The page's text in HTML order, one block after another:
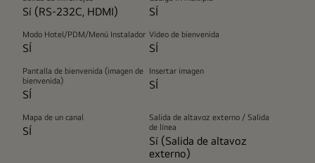
Sí (RS-232C, HDMI) SÍ
Modo Hotel/PDM/Menú Instalador
SÍ
Vídeo de bienvenida
SÍ
Pantalla de bienvenida (imagen de
bienvenida)
SÍ
Insertar imagen
SÍ
Mapa de un canal
SÍ
Salida de altavoz externo / Salida
de línea
Sí (Salida de altavoz
externo)